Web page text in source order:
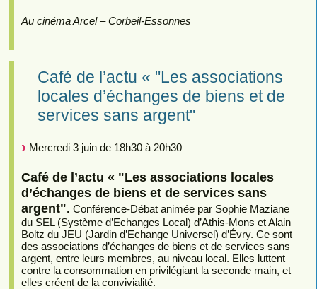
Au cinéma Arcel – Corbeil-Essonnes
Café de l’actu « "Les associations
locales d’échanges de biens et de
services sans argent"
Mercredi 3 juin de 18h30 à 20h30
Café de l’actu « "Les associations locales
d’échanges de biens et de services sans
argent". Conférence-Débat animée par Sophie Maziane
du SEL (Système d’Echanges Local) d’Athis-Mons et Alain
Boltz du JEU (Jardin d’Echange Universel) d’Évry. Ce sont
des associations d’échanges de biens et de services sans
argent, entre leurs membres, au niveau local. Elles luttent
contre la consommation en privilégiant la seconde main, et
elles créent de la convivialité.